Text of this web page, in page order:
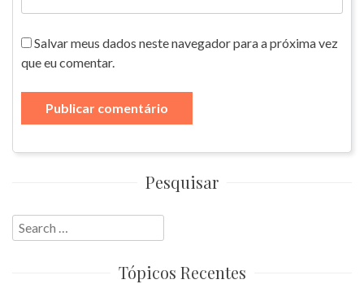
Salvar meus dados neste navegador para a próxima vez
que eu comentar.
Pesquisar
Search
for:
Tópicos Recentes